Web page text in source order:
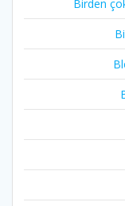
Birden